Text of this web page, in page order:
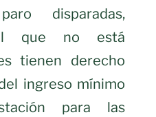
disparadas,
que no está
tienen derecho
ingreso mínimo
para las